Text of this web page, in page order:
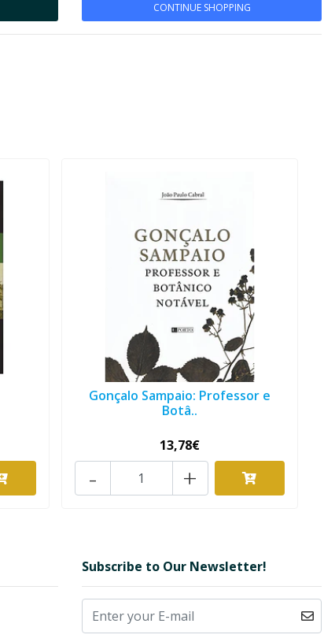
CONTINUE SHOPPING
Gonçalo Sampaio: Professor e
Botâ..
13,78€
+
-
Subscribe to Our Newsletter!